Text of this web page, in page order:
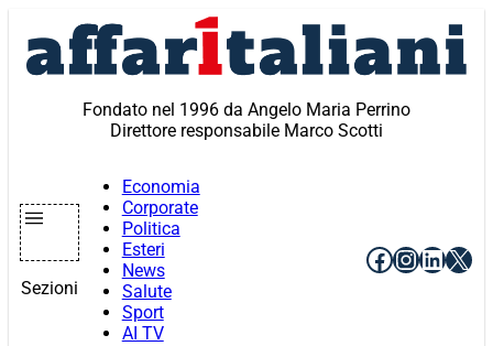
contenuto
Fondato nel 1996 da Angelo Maria Perrino
Direttore responsabile Marco Scotti
Sezioni
Economia
Corporate
Politica
Esteri
News
Salute
Sport
AI TV
Facebook
X